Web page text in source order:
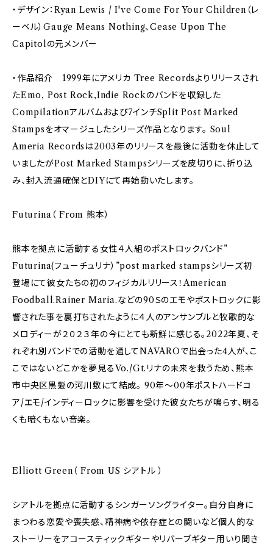
・デザイン：Ryan Lewis / I've Come For Your Children（レ
ーベル）Gauge Means Nothing、Cease Upon The
Capitolの元メンバー
・作品紹介 1999年にアメリカ Tree Recordsよりリリースされ
たEmo, Post Rock,Indie Rockのバンドを収録した
Compilationアルバムおよび7インチSplit Post Marked
Stampsをオマージュしたシリーズ作品となります。 Soul
Ameria Recordsは2003年のリリースを最後に活動を休止して
いましたがPost Marked Stampsシリーズを皮切りに、折り込
み、封入流通確保とDIYにて再始動いたします。
Futurina（ From 熊本）
熊本を拠点に活動する女性４人組のポストロックバンド”
Futurina(フューチュリナ）”post marked stampsシリーズ初
登場にて彼女たちの初のフィジカルリリース！American
Foodball.Rainer Maria.などの90Ｓのエモやポストロックに影
響された事を裏打ちされたように４人のアンサンブルと牧歌的な
メロディーが２０２３年の今にとても新鮮に感じる。2022年夏、そ
れぞれ別バンドでの活動を通してNAVAROで出会った4人が、こ
こではないどこかを夢見るVo./Gt.リナの未来を救うため、熊本
市中央区黒髪の河川敷にて結成。 90年〜00年ポストハードコ
ア/エモ/インディーロックに影響を受けた彼女たちが鳴らす、明る
くも暗くもない音楽。
Elliott Green（ From US シアトル ）
シアトルを拠点に活動するシンガーソングライター。自分自身に
まつわる恋愛や喪失感、精神病や依存症との闘いなど個人的な
ストーリーをアコースティックギターやリバーブギター用いり聞き